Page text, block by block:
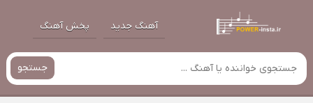
آهنگ جدید پخش آهنگ
جستجو